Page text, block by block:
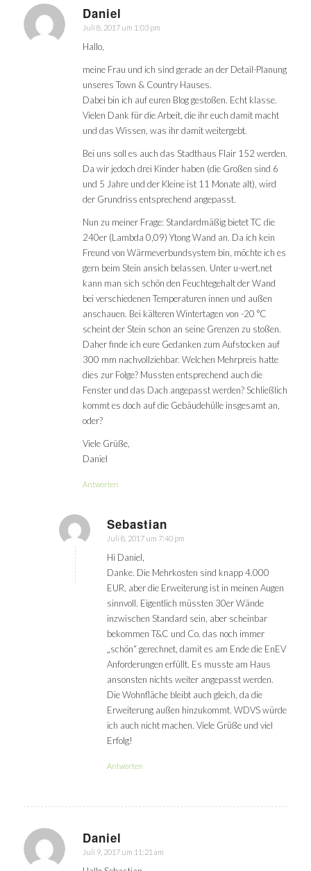
Daniel
sagte:
Juli 8, 2017 um 1:03 pm
Hallo,
meine Frau und ich sind gerade an der Detail-Planung
unseres Town & Country Hauses.
Dabei bin ich auf euren Blog gestoßen. Echt klasse.
Vielen Dank für die Arbeit, die ihr euch damit macht
und das Wissen, was ihr damit weitergebt.
Bei uns soll es auch das Stadthaus Flair 152 werden.
Da wir jedoch drei Kinder haben (die Großen sind 6
und 5 Jahre und der Kleine ist 11 Monate alt), wird
der Grundriss entsprechend angepasst.
Nun zu meiner Frage: Standardmäßig bietet TC die
240er (Lambda 0,09) Ytong Wand an. Da ich kein
Freund von Wärmeverbundsystem bin, möchte ich es
gern beim Stein ansich belassen. Unter u-wert.net
kann man sich schön den Feuchtegehalt der Wand
bei verschiedenen Temperaturen innen und außen
anschauen. Bei kälteren Wintertagen von -20 °C
scheint der Stein schon an seine Grenzen zu stoßen.
Daher finde ich eure Gedanken zum Aufstocken auf
300 mm nachvollziehbar. Welchen Mehrpreis hatte
dies zur Folge? Mussten entsprechend auch die
Fenster und das Dach angepasst werden? Schließlich
kommt es doch auf die Gebäudehülle insgesamt an,
oder?
Viele Grüße,
Daniel
Antworten
Sebastian
sagte:
Juli 8, 2017 um 7:40 pm
Hi Daniel,
Danke. Die Mehrkosten sind knapp 4.000
EUR, aber die Erweiterung ist in meinen Augen
sinnvoll. Eigentlich müssten 30er Wände
inzwischen Standard sein, aber scheinbar
bekommen T&C und Co. das noch immer
„schön“ gerechnet, damit es am Ende die EnEV
Anforderungen erfüllt. Es musste am Haus
ansonsten nichts weiter angepasst werden.
Die Wohnfläche bleibt auch gleich, da die
Erweiterung außen hinzukommt. WDVS würde
ich auch nicht machen. Viele Grüße und viel
Erfolg!
Antworten
Daniel
sagte:
Juli 9, 2017 um 11:21 am